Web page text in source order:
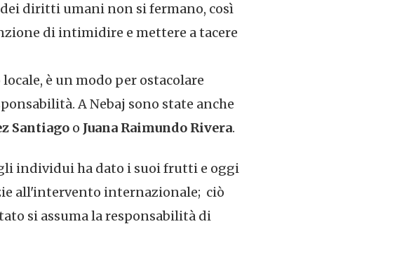
diritti umani non si fermano, così
di intimidire e mettere a tacere
è un modo per ostacolare
A Nebaj sono state anche
Santiago o Juana Raimundo Rivera.
individui ha dato i suoi frutti e oggi
all'intervento internazionale; ciò
si assuma la responsabilità di